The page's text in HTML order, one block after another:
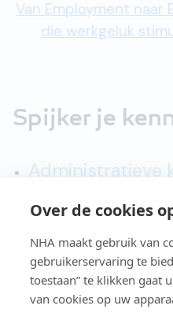
Over de cookies
NHA maakt gebruik van
gebruikerservaring te
toestaan” te klikken gaat
van cookies op uw
Van Employment naar
die werkgeluk
Spijker je
Administratieve
Computerkennis
Marketingkennis